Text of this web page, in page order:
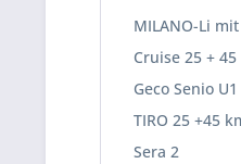
MILANO-Li
Cruise 25 +
Geco Senio U1
TIRO 25 +45
Sera 2